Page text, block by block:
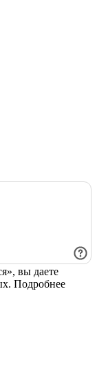
вы даете
Подробнее